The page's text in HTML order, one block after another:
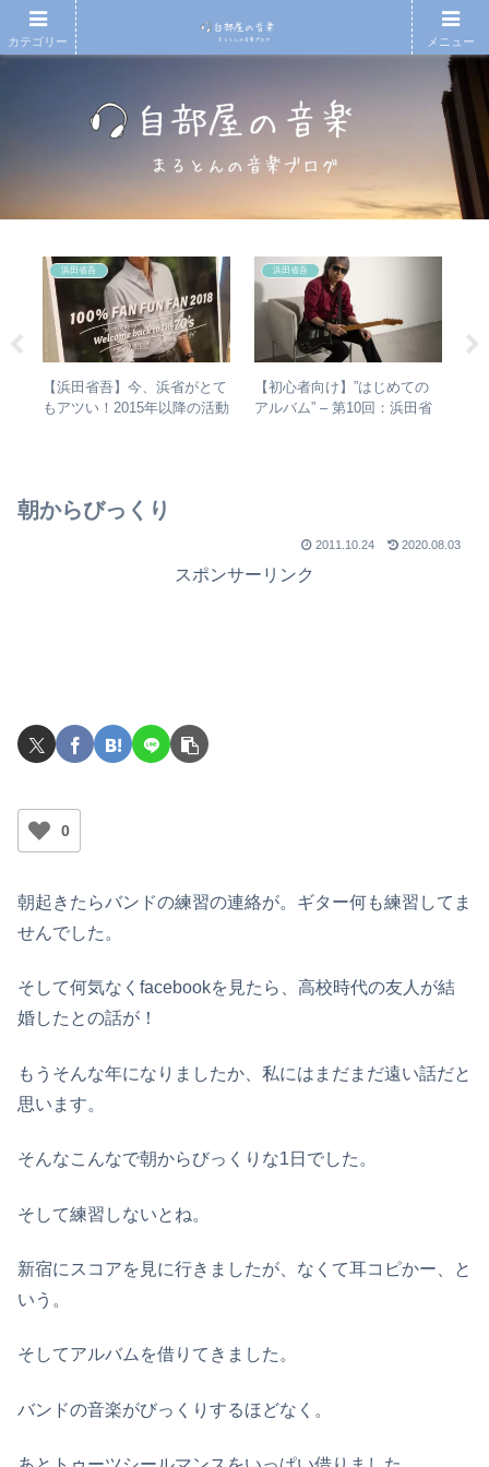
浜田省吾
【浜田省吾】今、浜省がとて
もアツい！2015年以降の活動
浜田省吾
【初心者向け】”はじめての
アルバム” – 第10回：浜田省
朝からびっくり
2011.10.24 2020.08.03
スポンサーリンク
0
朝起きたらバンドの練習の連絡が。ギター何も練習してま
せんでした。
そして何気なくfacebookを見たら、高校時代の友人が結
婚したとの話が！
もうそんな年になりましたか、私にはまだまだ遠い話だと
思います。
そんなこんなで朝からびっくりな1日でした。
そして練習しないとね。
新宿にスコアを見に行きましたが、なくて耳コピかー、と
いう。
そしてアルバムを借りてきました。
バンドの音楽がびっくりするほどなく。
カテゴリー メニュー